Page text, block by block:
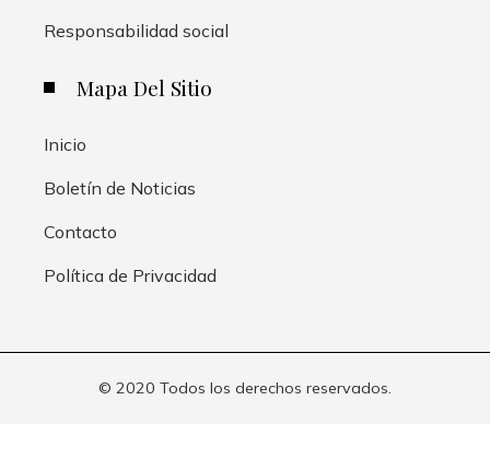
Responsabilidad social
Mapa Del Sitio
Inicio
Boletín de Noticias
Contacto
Política de Privacidad
© 2020 Todos los derechos reservados.